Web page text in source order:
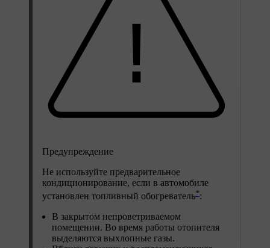
Предупреждение
Не используйте предварительное
кондиционирование, если в автомобиле
установлен топливный обогреватель*:
В закрытом непроветриваемом
помещении. Во время работы отопителя
выделяются выхлопные газы.